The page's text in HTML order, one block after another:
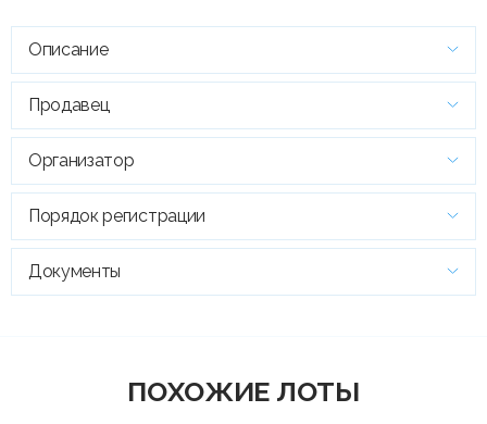
Описание
Продавец
Организатор
Порядок регистрации
Документы
ПОХОЖИЕ ЛОТЫ